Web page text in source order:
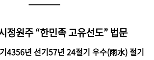
정원주 “한민족 고유선도” 법문
기4356년 선기57년 24절기 우수(雨水) 절기